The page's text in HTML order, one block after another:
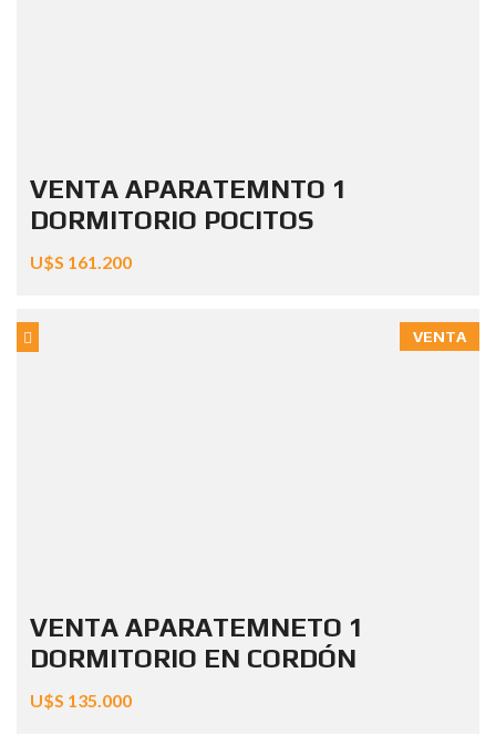
VENTA APARATEMNTO 1
DORMITORIO POCITOS
U$S 161.200
VENTA
VENTA APARATEMNETO 1
DORMITORIO EN CORDÓN
U$S 135.000